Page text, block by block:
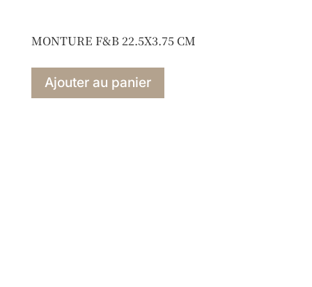
MONTURE F&B 22.5X3.75 CM
Ajouter au panier